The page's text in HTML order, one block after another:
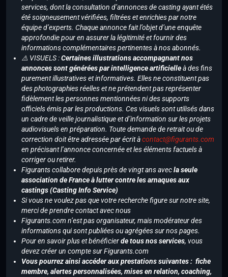
services, dont la consultation d’annonces de casting ayant étés
été soigneusement vérifiées, filtrées et enrichies par notre
équipe d’experts. Chaque annonce fait l’objet d’une enquête
approfondie pour en assurer la légitimité et fournir des
informations complémentaires pertinentes à nos abonnés.
⚠️ VISUELS :Certaines illustrations accompagnant nos
annonces sont générées par intelligence artificielleà des fins
purement illustratives et informatives. Elles ne constituent pas
des photographies réelles et ne prétendent pas représenter
fidèlement les personnes mentionnées ni des supports
officiels émis par les productions. Ces visuels sont utilisés dans
un cadre de veille journalistique et d’information sur les projets
audiovisuels en préparation. Toute demande de retrait ou de
correction doit être adressée par écrit àcontact@figurants.com
en précisant l’annonce concernée et les éléments factuels à
corriger ou retirer.
Figurants collabore depuis près de vingt ans avecla seule
association de France à lutter contre les arnaques aux
castings (Casting Info Service)
Si vous ne voulez pas que votre recherche figure sur notre site,
merci de prendre contact avec nous
Figurants.com n’est pas organisateur, mais modérateur des
informations qui sont publiées ou agrégées sur nos pages.
Pour en savoir plus et bénéficierde tous nos services, vous
devez créer un compte sur Figurants.com
Vous pourrez ainsi accéder aux prestations suivantes : fiche
membre, alertes personnalisées, mises en relation, coaching,